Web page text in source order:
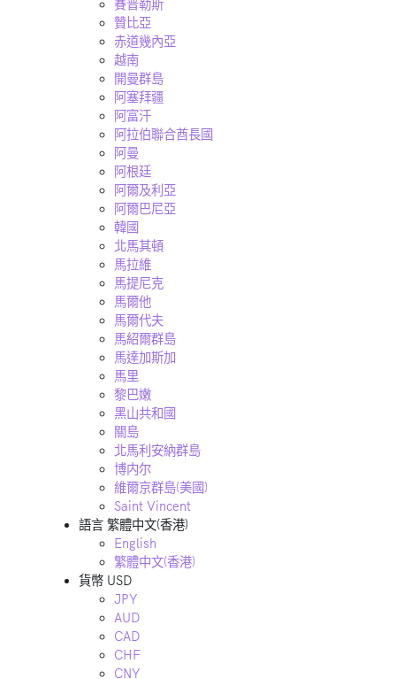
賽普勒斯
贊比亞
赤道幾內亞
越南
開曼群島
阿塞拜疆
阿富汗
阿拉伯聯合酋長國
阿曼
阿根廷
阿爾及利亞
阿爾巴尼亞
韓國
北馬其頓
馬拉維
馬提尼克
馬爾他
馬爾代夫
馬紹爾群島
馬達加斯加
馬里
黎巴嫩
黑山共和國
關島
北馬利安納群島
博内尔
維爾京群島(美國)
Saint Vincent
語言 繁體中文(香港)
English
繁體中文(香港)
貨幣 USD
JPY
AUD
CAD
CHF
CNY